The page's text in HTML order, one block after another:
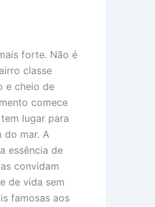
forte. Não é
classe
e cheio de
comece
lugar para
do mar. A
essência de
convidam
de vida sem
famosas aos